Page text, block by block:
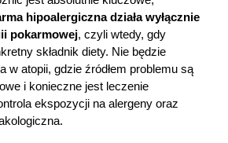
hipoalergiczna działa wyłącznie
pokarmowej, czyli wtedy, gdy
składnik diety. Nie będzie
w atopii, gdzie źródłem problemu są
i konieczne jest leczenie
ekspozycji na alergeny oraz